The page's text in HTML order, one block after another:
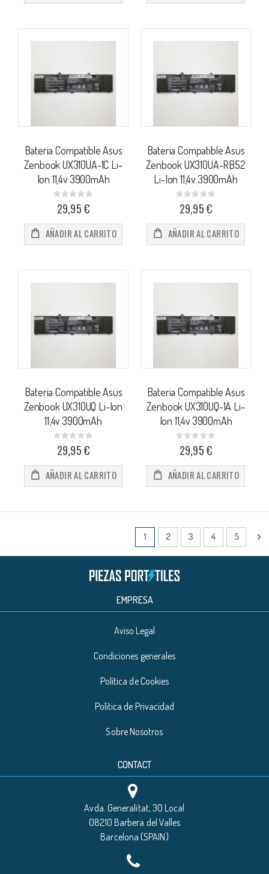
Bateria Compatible Asus
Zenbook UX310UA-1C Li-
Ion 11,4v 3900mAh
Rating:
0%29,95 €
AÑADIR AL CARRITO
Bateria Compatible Asus
Zenbook UX310UA-RB52
Li-Ion 11,4v 3900mAh
Rating:
0%29,95 €
AÑADIR AL CARRITO
Bateria Compatible Asus
Zenbook UX310UQ Li-Ion
11,4v 3900mAh
Rating:
0%29,95 €
AÑADIR AL CARRITO
Bateria Compatible Asus
Zenbook UX310UQ-1A Li-
Ion 11,4v 3900mAh
Rating:
0%29,95 €
AÑADIR AL CARRITO
Página
Actualmente estás leyendo
1 Página
2 Página
3 Página
4 Página
5
EMPRESA
Aviso Legal
Condiciones generales
Política de Cookies
Política de Privacidad
Sobre Nosotros
CONTACT
Avda. Generalitat, 30 Local
08210 Barbera del Valles
Barcelona (SPAIN)